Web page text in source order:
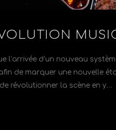
l’arrivée d’un nouveau
de marquer une nouvelle
révolutionner la scène en y…